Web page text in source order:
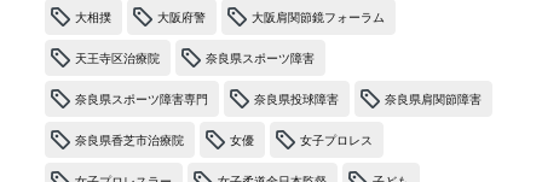
大相撲 大阪府警 大阪肩関節鏡フォーラム
天王寺区治療院 奈良県スポーツ障害
奈良県スポーツ障害専門 奈良県投球障害 奈良県肩関節障害
奈良県香芝市治療院 女優 女子プロレス